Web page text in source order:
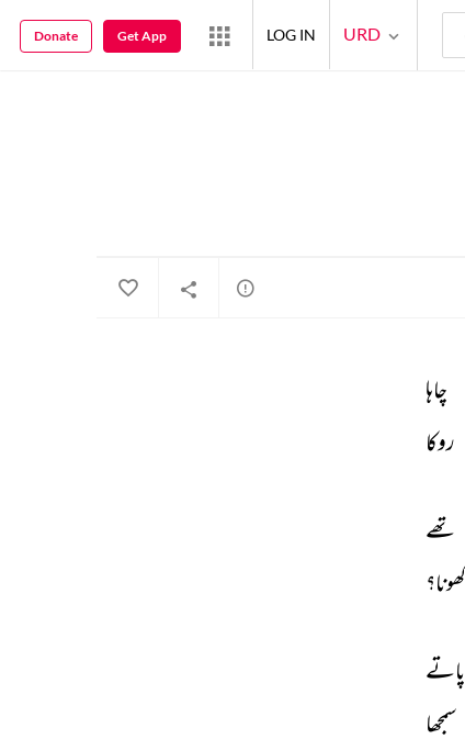
چاہا
روکا
تھے
کھونا؟
پاتے
سمجھا
URD
LOG IN
Get App
Donate